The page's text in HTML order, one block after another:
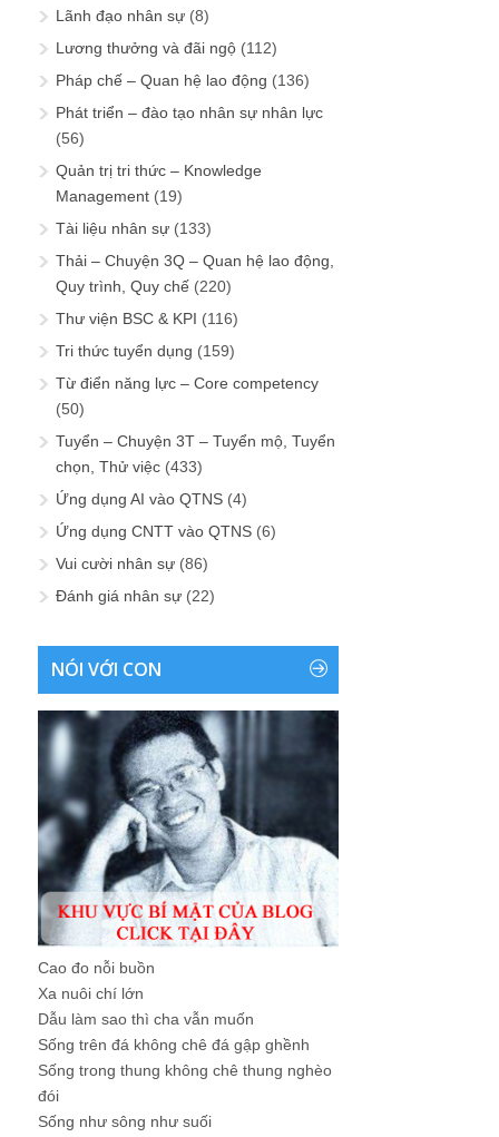
Lãnh đạo nhân sự (8)
Lương thưởng và đãi ngộ (112)
Pháp chế – Quan hệ lao động (136)
Phát triển – đào tạo nhân sự nhân lực
(56)
Quản trị tri thức – Knowledge
Management (19)
Tài liệu nhân sự (133)
Thải – Chuyện 3Q – Quan hệ lao động,
Quy trình, Quy chế (220)
Thư viện BSC & KPI (116)
Tri thức tuyển dụng (159)
Từ điển năng lực – Core competency
(50)
Tuyển – Chuyện 3T – Tuyển mộ, Tuyển
chọn, Thử việc (433)
Ứng dụng AI vào QTNS (4)
Ứng dụng CNTT vào QTNS (6)
Vui cười nhân sự (86)
Đánh giá nhân sự (22)
NÓI VỚI CON
Cao đo nỗi buồn
Xa nuôi chí lớn
Dẫu làm sao thì cha vẫn muốn
Sống trên đá không chê đá gập ghềnh
Sống trong thung không chê thung nghèo
đói
Sống như sông như suối